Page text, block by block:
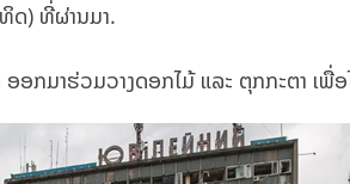
ດ) ທີ່ຜ່ານມາ.
ອກມາຮ່ວມວາງດອກໄມ້ ແລະ ຕຸກກະຕາ ເພື່ອ